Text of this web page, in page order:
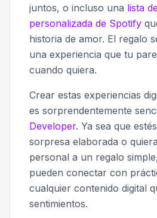
juntos, o incluso una lista
personalizada de Spotify
historia de amor. El regalo
una experiencia que tu
cuando quiera.
Crear estas experiencias
es sorprendentemente
Developer. Ya sea que
sorpresa elaborada o
personal a un regalo
pueden conectar con
cualquier contenido digital
sentimientos.